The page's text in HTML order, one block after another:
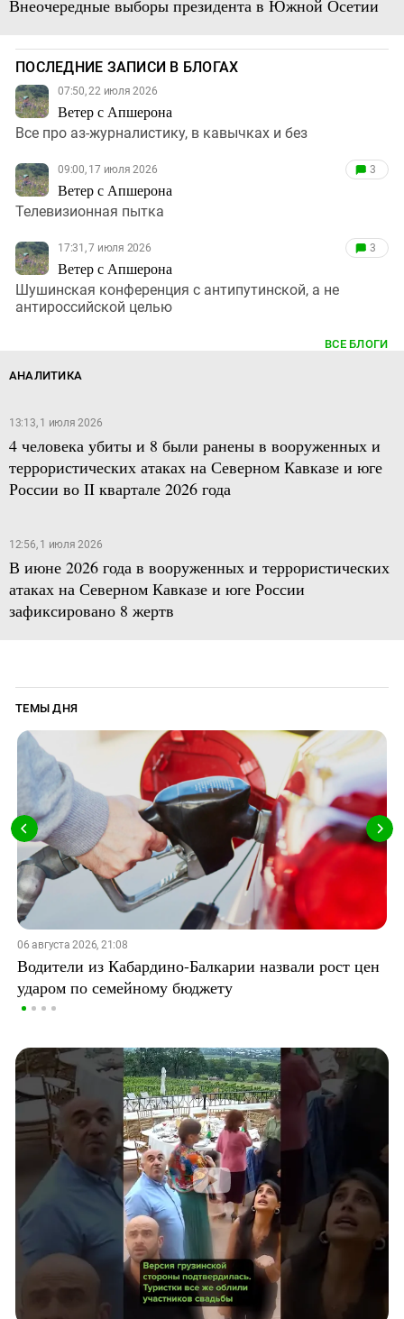
Внеочередные выборы президента в Южной Осетии
ПОСЛЕДНИЕ ЗАПИСИ В БЛОГАХ
07:50, 22 июля 2026
Ветер с Апшерона
Все про аз-журналистику, в кавычках и без
09:00, 17 июля 2026
Ветер с Апшерона
3
Телевизионная пытка
17:31, 7 июля 2026
Ветер с Апшерона
3
Шушинская конференция с антипутинской, а не
антироссийской целью
ВСЕ БЛОГИ
АНАЛИТИКА
13:13, 1 июля 2026
4 человека убиты и 8 были ранены в вооруженных и
террористических атаках на Северном Кавказе и юге
России во II квартале 2026 года
12:56, 1 июля 2026
В июне 2026 года в вооруженных и террористических
атаках на Северном Кавказе и юге России
зафиксировано 8 жертв
ТЕМЫ ДНЯ
06 августа 2026, 21:08
Водители из Кабардино-Балкарии назвали рост цен
ударом по семейному бюджету